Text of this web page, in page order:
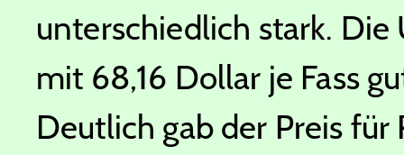
unterschiedlich stark.
mit 68,16 Dollar je Fass
Deutlich gab der Preis für